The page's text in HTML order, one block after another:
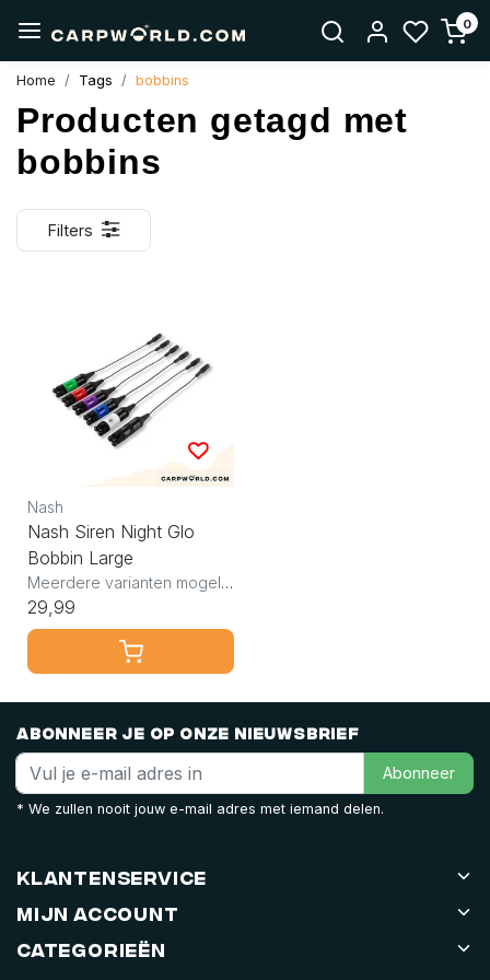
0
Home Tags bobbins
Producten getagd met
bobbins
Filters
Nash
Nash Siren Night Glo
Bobbin Large
Meerdere varianten mogelijk
29,99
Abonneer je op onze nieuwsbrief
Abonneer
* We zullen nooit jouw e-mail adres met iemand delen.
Klantenservice
Mijn account
Categorieën